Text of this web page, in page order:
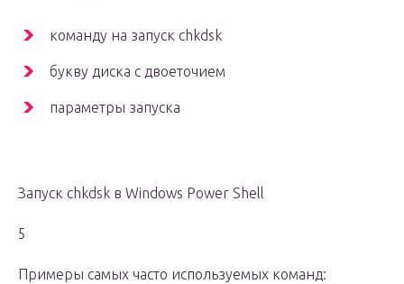
команду на запуск chkdsk
букву диска с двоеточием
параметры запуска
Запуск chkdsk в Windows Power Shell
5
Примеры самых часто используемых команд: